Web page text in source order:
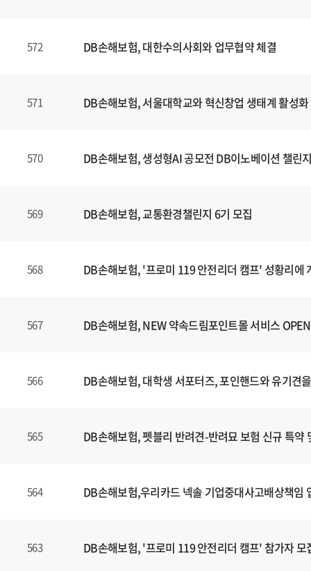
572 DB손해보험, 대한수의사회와 업무협약 체결
571 DB손해보험, 서울대학교와 혁신창업 생태계 활성
570 DB손해보험, 생성형AI 공모전 DB이노베이션 챌린
569 DB손해보험, 교통환경챌린지 6기 모집
568 DB손해보험, '프로미 119 안전리더 캠프' 성황리에
567 DB손해보험, NEW 약속드림포인트몰 서비스 OPEN
566 DB손해보험, 대학생 서포터즈, 포인핸드와 유기견
565 DB손해보험, 펫블리 반려견-반려묘 보험 신규 특약
564 DB손해보험,우리카드 넥솔 기업중대사고배상책임
563 DB손해보험, '프로미 119 안전리더 캠프' 참가자 모